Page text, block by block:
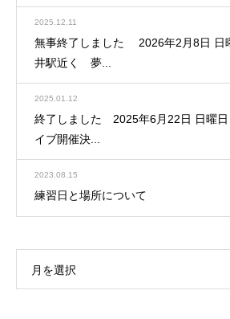
2025.12.11
無事終了しました 2026年2月8日
井駅近く 夢...
2025.01.12
終了しました 2025年6月22日 日曜日
イブ開催決...
2023.08.15
練習日と場所について
月を選択